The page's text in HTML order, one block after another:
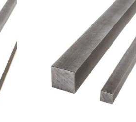
auf.
Die
Optionen
können
auf
der
gewählt